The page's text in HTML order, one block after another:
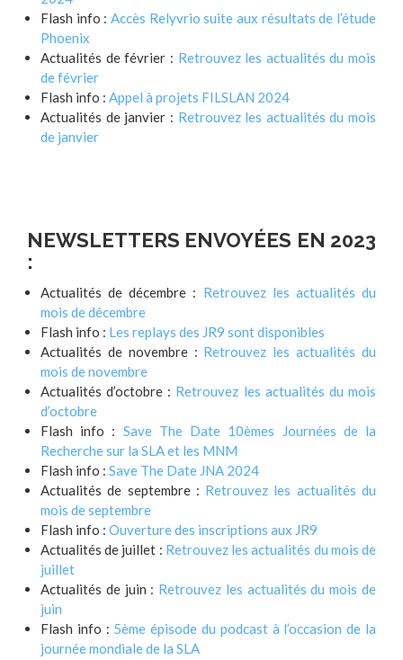
Flash info : Accès Relyvrio suite aux résultats de l’étude
Phoenix
Actualités de février : Retrouvez les actualités du mois
de février
Flash info : Appel à projets FILSLAN 2024
Actualités de janvier : Retrouvez les actualités du mois
de janvier
NEWSLETTERS ENVOYÉES EN 2023
:
Actualités de décembre : Retrouvez les actualités du
mois de décembre
Flash info : Les replays des JR9 sont disponibles
Actualités de novembre : Retrouvez les actualités du
mois de novembre
Actualités d’octobre : Retrouvez les actualités du mois
d’octobre
Flash info : Save The Date 10èmes Journées de la
Recherche sur la SLA et les MNM
Flash info : Save The Date JNA 2024
Actualités de septembre : Retrouvez les actualités du
mois de septembre
Flash info : Ouverture des inscriptions aux JR9
Actualités de juillet : Retrouvez les actualités du mois de
juillet
Actualités de juin : Retrouvez les actualités du mois de
juin
Flash info : 5ème épisode du podcast à l’occasion de la
journée mondiale de la SLA